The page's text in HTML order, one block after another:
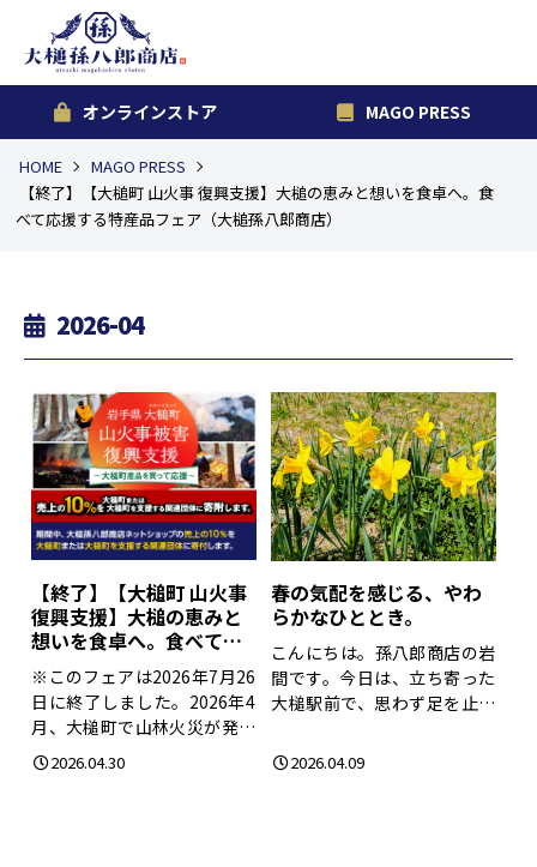
オンラインストア MAGO PRESS
HOME
MAGO PRESS
【終了】【大槌町 山火事 復興支援】大槌の恵みと想いを食卓へ。食
べて応援する特産品フェア（大槌孫八郎商店）
2026-04
【終了】【大槌町 山火事
復興支援】大槌の恵みと
想いを食卓へ。食べて応
援する特産品フェア（大
槌孫八郎商店）
※このフェアは2026年7月26
日に終了しました。2026年4
月、大槌町で山林火災が発生
しまし...
2026.04.30
春の気配を感じる、やわ
らかなひととき。
こんにちは。孫八郎商店の岩
間です。今日は、立ち寄った
大槌駅前で、思わず足を止め
2026.04.09